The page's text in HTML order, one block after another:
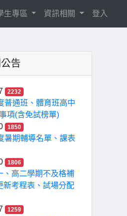
生專區 資訊相關 登入
告
2232
普通班、體育班高中
項(含免試榜單)
1850
暑期輔導名單、課表
1806
、高二學期不及格補
新考程表、試場分配
1259